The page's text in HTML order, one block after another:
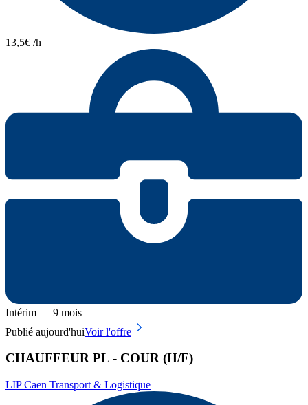
13,5€ /h
Intérim — 9 mois
Publié aujourd'huiVoir l'offre
CHAUFFEUR PL - COUR (H/F)
LIP Caen Transport & Logistique